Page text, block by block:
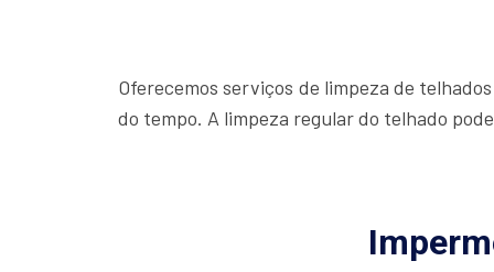
Oferecemos serviços de limpeza de
do tempo. A limpeza regular do telhado